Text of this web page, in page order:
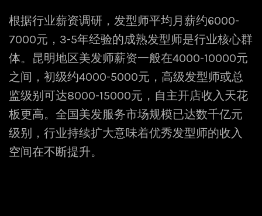
根据行业薪资调研，发型师平均月薪约6000-
7000元，3-5年经验的成熟发型师是行业核心群
体。昆明地区美发师薪资一般在4000-10000元
之间，初级约4000-5000元，高级发型师或总
监级别可达8000-15000元，自主开店收入天花
板更高。全国美发服务市场规模已达数千亿元
级别，行业持续扩大意味着优秀发型师的收入
空间在不断提升。